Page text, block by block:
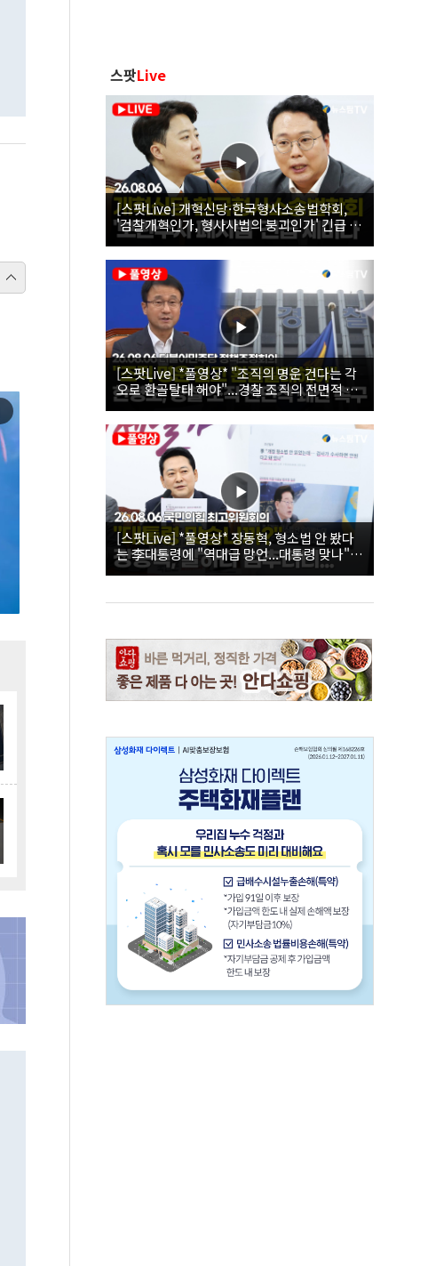
스팟Live
[스팟Live] 개혁신당·한국형사소송법학회,
'검찰개혁인가, 형사사법의 붕괴인가' 긴급 세
미나｜26.08.06
[스팟Live] *풀영상* "조직의 명운 건다는 각
오로 환골탈태 해야"...경찰 조직의 전면적 쇄
신 촉구한 한병도 | 26.08.06 더불어민주당 정
책조정회의
[스팟Live] *풀영상* 장동혁, 형소법 안 봤다
는 李대통령에 "역대급 망언...대통령 맞나"｜
26.08.06 국민의힘 최고위원회의